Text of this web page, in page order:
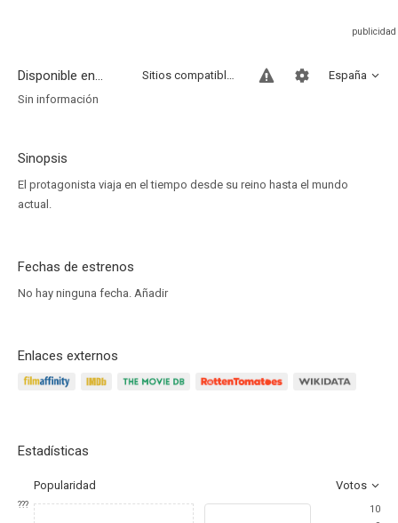
Disponible en... España
Sitios compatibles
Sin información
Sinopsis
El protagonista viaja en el tiempo desde su reino hasta el mundo
actual.
Fechas de estrenos
No hay ninguna fecha. Añadir
Enlaces externos
Estadísticas
Popularidad Votos
???
10